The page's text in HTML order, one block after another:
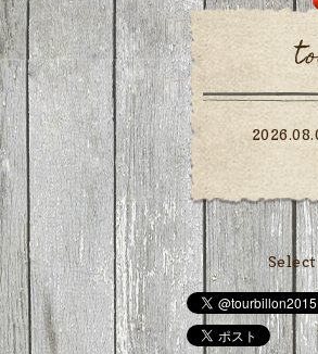
Select